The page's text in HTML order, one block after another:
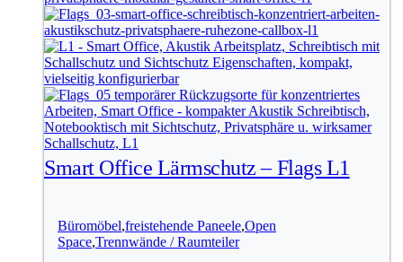
Smart Office Lärmschutz – Flags L1
Büromöbel,freistehende Paneele,Open
Space,Trennwände / Raumteiler